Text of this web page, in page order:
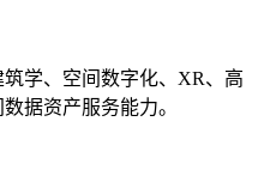
学、空间数字化、XR、高
据资产服务能力。